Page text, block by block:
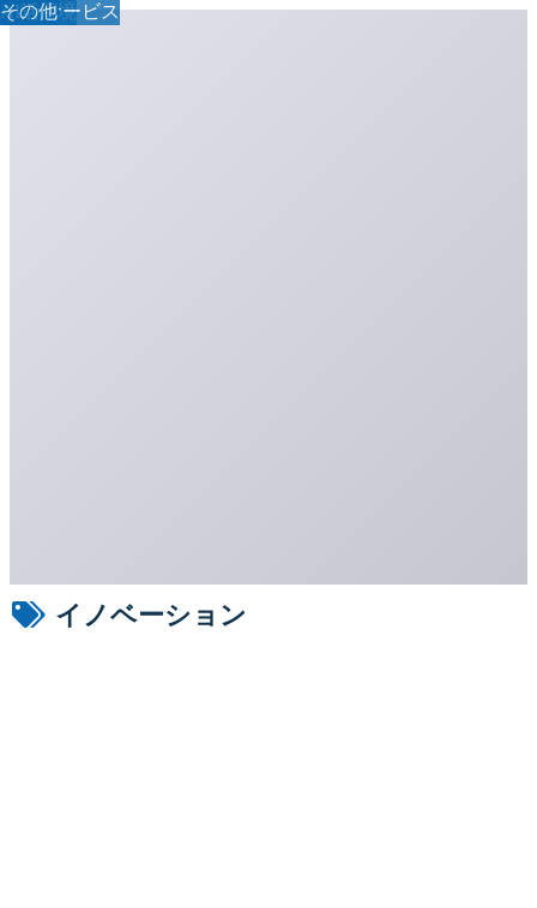
イノベーション
その他
AI活用
その他
AI活用
開発環境
その他
その他
AI活用
WEBサービス
AI活用
その他